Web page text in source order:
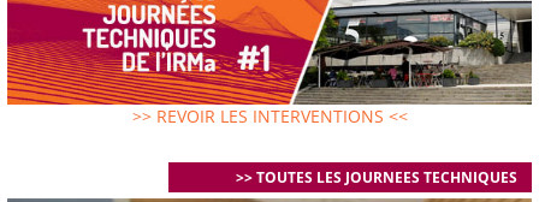
>> REVOIR LES INTERVENTIONS <<
>> TOUTES LES JOURNEES TECHNIQUES